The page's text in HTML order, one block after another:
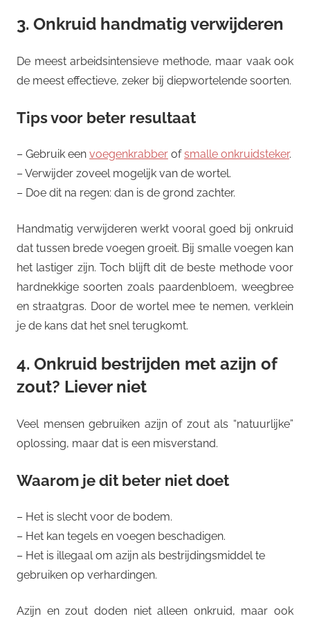
3. Onkruid handmatig verwijderen
De meest arbeidsintensieve methode, maar vaak ook
de meest effectieve, zeker bij diepwortelende soorten.
Tips voor beter resultaat
– Gebruik een voegenkrabber ofsmalle onkruidsteker.
– Verwijder zoveel mogelijk van de wortel.
– Doe dit na regen: dan is de grond zachter.
Handmatig verwijderen werkt vooral goed bij onkruid
dat tussen brede voegen groeit. Bij smalle voegen kan
het lastiger zijn. Toch blijft dit de beste methode voor
hardnekkige soorten zoals paardenbloem, weegbree
en straatgras. Door de wortel mee te nemen, verklein
je de kans dat het snel terugkomt.
4. Onkruid bestrijden met azijn of
zout? Liever niet
Veel mensen gebruiken azijn of zout als “natuurlijke”
oplossing, maar dat is een misverstand.
Waarom je dit beter niet doet
– Het is slecht voor de bodem.
– Het kan tegels en voegen beschadigen.
– Het is illegaal om azijn als bestrijdingsmiddel te
gebruiken op verhardingen.
Azijn en zout doden niet alleen onkruid, maar ook